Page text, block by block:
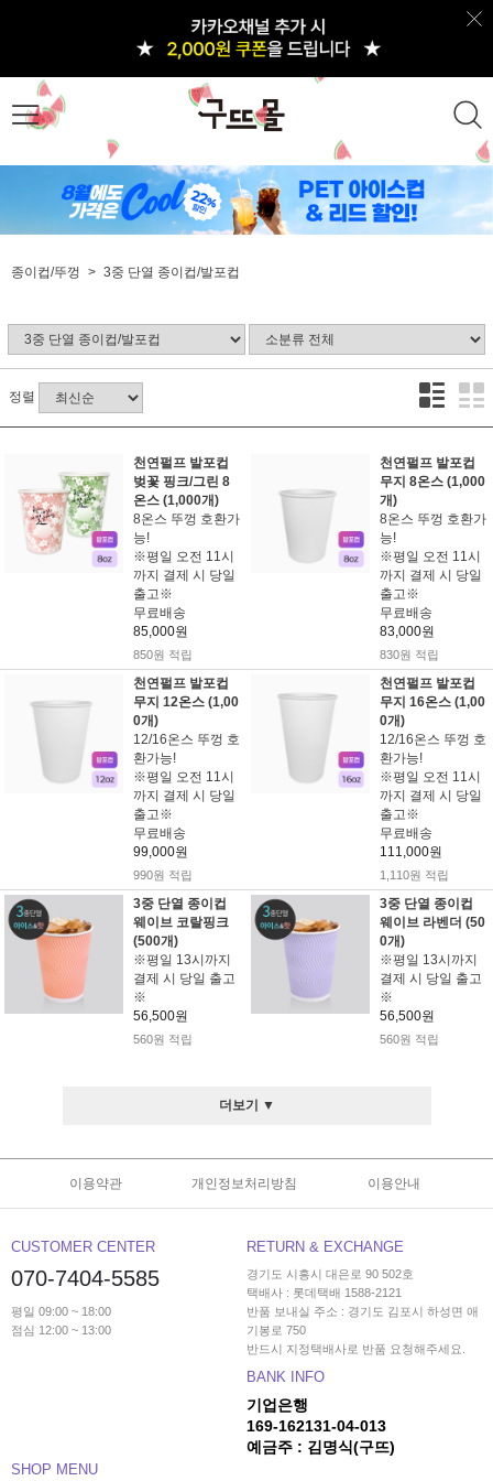
종이컵/뚜껑 3중 단열 종이컵/발포컵
정렬
천연펄프 발포컵
벚꽃 핑크/그린 8
온스 (1,000개)
8온스 뚜껑 호환가
능!
※평일 오전 11시
까지 결제 시 당일
출고※
무료배송
85,000원
850원 적립
천연펄프 발포컵
무지 8온스 (1,000
개)
8온스 뚜껑 호환가
능!
※평일 오전 11시
까지 결제 시 당일
출고※
무료배송
83,000원
830원 적립
천연펄프 발포컵
무지 12온스 (1,00
0개)
12/16온스 뚜껑 호
환가능!
※평일 오전 11시
까지 결제 시 당일
출고※
무료배송
99,000원
990원 적립
천연펄프 발포컵
무지 16온스 (1,00
0개)
12/16온스 뚜껑 호
환가능!
※평일 오전 11시
까지 결제 시 당일
출고※
무료배송
111,000원
1,110원 적립
3중 단열 종이컵
웨이브 코랄핑크
(500개)
※평일 13시까지
결제 시 당일 출고
※
56,500원
560원 적립
3중 단열 종이컵
웨이브 라벤더 (50
0개)
※평일 13시까지
결제 시 당일 출고
※
56,500원
560원 적립
더보기 ▼
이용약관 개인정보처리방침 이용안내
CUSTOMER CENTER
070-7404-5585
평일 09:00 ~ 18:00
점심 12:00 ~ 13:00
RETURN & EXCHANGE
경기도 시흥시 대은로 90 502호
택배사 : 롯데택배 1588-2121
반품 보내실 주소 : 경기도 김포시 하성면 애
기봉로 750
반드시 지정택배사로 반품 요청해주세요.
BANK INFO
기업은행
169-162131-04-013
예금주 : 김명식(구뜨)
SHOP MENU